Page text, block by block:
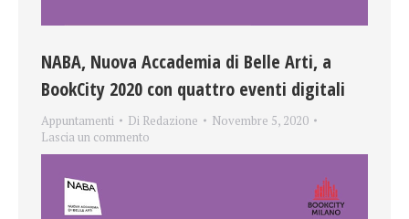
NABA, Nuova Accademia di Belle Arti, a
BookCity 2020 con quattro eventi digitali
Appuntamenti Di Redazione
Novembre 5, 2020
Lascia un commento